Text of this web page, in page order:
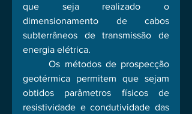
que seja realizado o
dimensionamento de cabos
subterrâneos de transmissão de
energia elétrica.
	Os métodos de prospecção
geotérmica permitem que sejam
obtidos parâmetros físicos de
resistividade e condutividade das